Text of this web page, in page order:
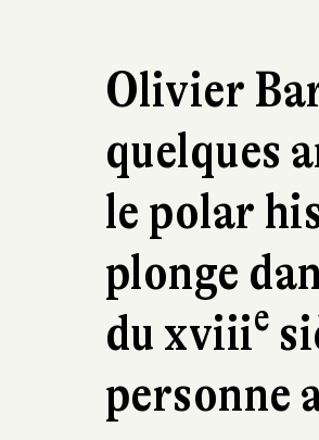
Olivier
quelques
le polar
plonge
du xviiie
personne